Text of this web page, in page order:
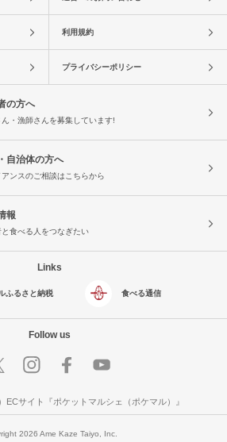
利用規約
プライバシーポリシー
の方へ
ん・漁師さんを募集しています!
自治体の方へ
アンスのご相談はこちらから
報
と食べる人をつなぎたい
Links
ふるさと納税 食べる通信
Follow us
ECサイト『ポケットマルシェ（ポケマル）』
2026 Ame Kaze Taiyo, Inc.